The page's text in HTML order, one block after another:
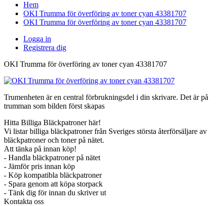
Hem
OKI Trumma för överföring av toner cyan 43381707
OKI Trumma för överföring av toner cyan 43381707
Logga in
Registrera dig
OKI Trumma för överföring av toner cyan 43381707
Trumenheten är en central förbrukningsdel i din skrivare. Det är på
trumman som bilden först skapas
Hitta Billiga Bläckpatroner här!
Vi listar billiga bläckpatroner från Sveriges största återförsäljare av
bläckpatroner och toner på nätet.
Att tänka på innan köp!
- Handla bläckpatroner på nätet
- Jämför pris innan köp
- Köp kompatibla bläckpatroner
- Spara genom att köpa storpack
- Tänk dig för innan du skriver ut
Kontakta oss